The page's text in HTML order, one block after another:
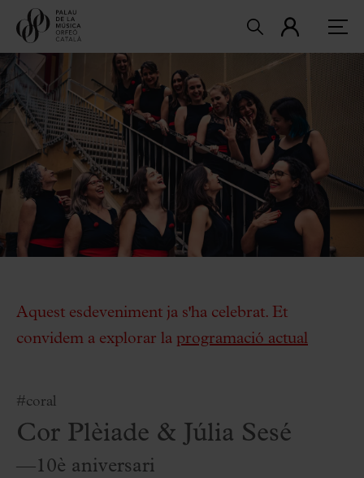
Aquest esdeveniment ja s'ha celebrat. Et
convidem a explorar la programació actual
#coral
Cor Plèiade & Júlia Sesé
—10è aniversari